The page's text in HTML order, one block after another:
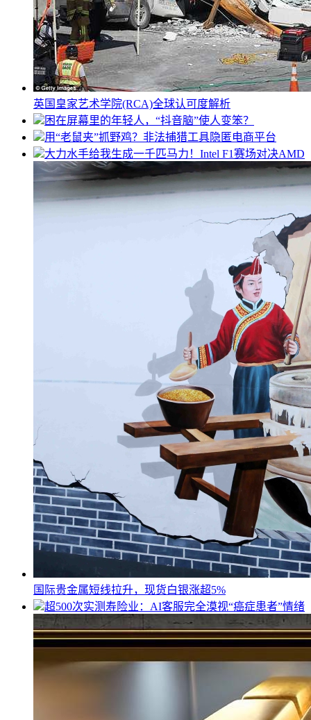
英国皇家艺术学院(RCA)全球认可度解析
困在屏幕里的年轻人，“抖音脑”使人变笨？
用“老鼠夹”抓野鸡？非法捕猎工具隐匿电商平台
大力水手给我生成一千匹马力！Intel F1赛场对决AMD
国际贵金属短线拉升，现货白银涨超5%
超500次实测寿险业：AI客服完全漠视“癌症患者”情绪